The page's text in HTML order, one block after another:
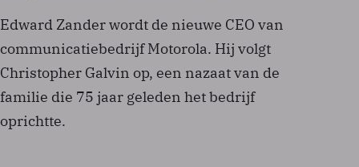
Edward Zander wordt de nieuwe CEO van
communicatiebedrijf Motorola. Hij volgt
Christopher Galvin op, een nazaat van de
familie die 75 jaar geleden het bedrijf
oprichtte.